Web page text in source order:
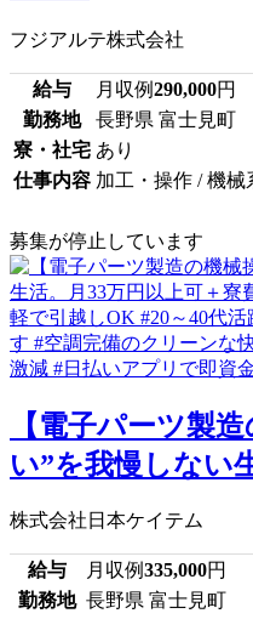
フジアルテ株式会社
給与 月収例290,000円
勤務地
長野県 富士見町
寮・社宅 あり
仕事内容 加工・操作 / 機械
募集が停止しています
【電子パーツ製
い”を我慢しない
株式会社日本ケイテム
給与 月収例335,000円
勤務地 長野県 富士見町